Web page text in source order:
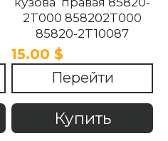
2T000 858202T000
85820-2T10087
858202T10087 85820-
2T100UP
858202T100UP Kia
Optima 2010 -2015
15.00 $
Перейти
Купить